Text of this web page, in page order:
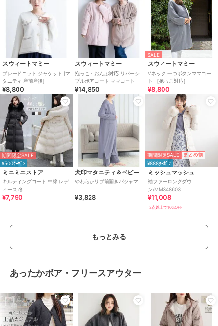
スウィートマミー
ブレードニット ジャケット [マ
タニティ 産前産後]
¥8,800
スウィートマミー
抱っこ・おんぶ対応 リバーシ
ブルボアコート ママコート
¥14,850
SALE
スウィートマミー
Vネック 一つボタンママコー
ト ［抱っこ対応］
¥8,800
期間限定SALE
¥500ｸｰﾎﾟﾝ
ミニミニストア
キルティングコート 中綿 レデ
ィース 冬
¥7,790
犬印マタニティ＆ベビー
やわらかリブ前開きパジャマ
¥3,828
期間限定SALE まとめ割
¥888ｸｰﾎﾟﾝ
ミッシュマッシュ
袖ファーロングダウ
ン/MM348603
¥11,008
2点以上で10%OFF
もっとみる
あったかボア・フリースアウター